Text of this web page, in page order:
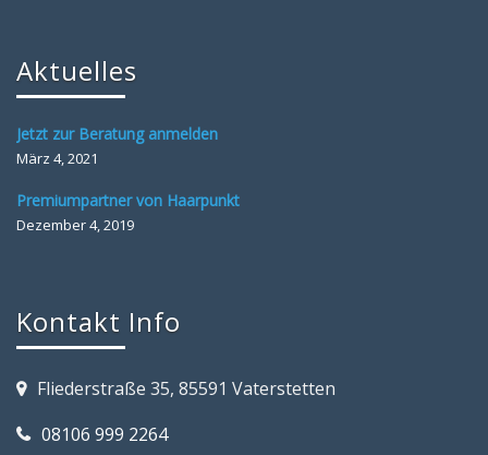
Aktuelles
Jetzt zur Beratung anmelden
März 4, 2021
Premiumpartner von Haarpunkt
Dezember 4, 2019
Kontakt Info
Fliederstraße 35, 85591 Vaterstetten
08106 999 2264